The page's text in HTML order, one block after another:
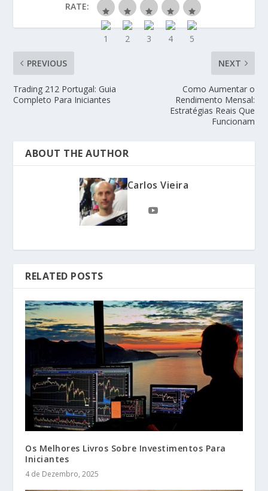
RATE:
PREVIOUS
Trading 212 Portugal: Guia
Completo Para Iniciantes
NEXT
Como Aumentar o
Rendimento Mensal:
Estratégias Reais Que
Funcionam
ABOUT THE AUTHOR
Carlos Vieira
RELATED POSTS
Os Melhores Livros Sobre Investimentos Para
Iniciantes
4 de Dezembro, 2025